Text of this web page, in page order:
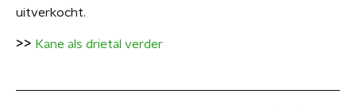
uitverkocht.
>> Kane als drietal verder